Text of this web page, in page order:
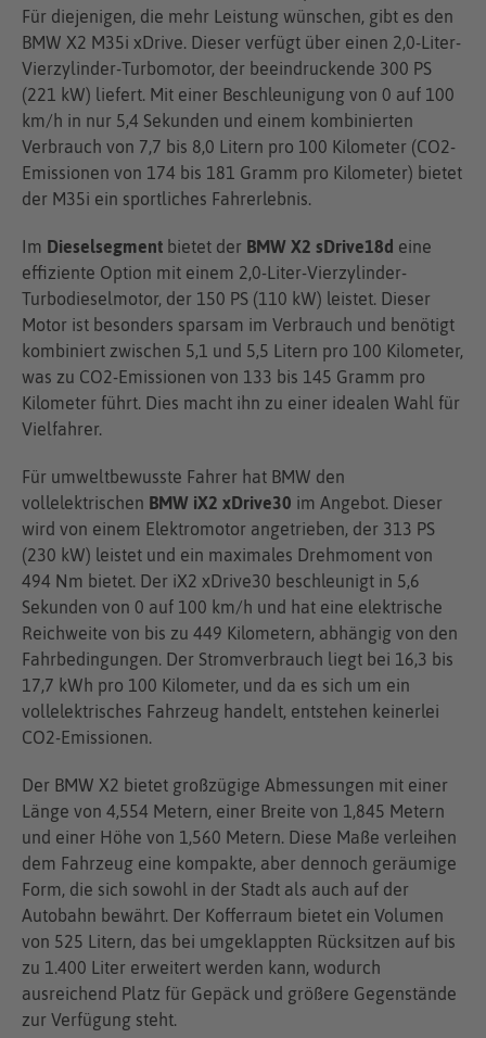
Für diejenigen, die mehr Leistung wünschen, gibt es den
BMW X2 M35i xDrive. Dieser verfügt über einen 2,0-Liter-
Vierzylinder-Turbomotor, der beeindruckende 300 PS
(221 kW) liefert. Mit einer Beschleunigung von 0 auf 100
km/h in nur 5,4 Sekunden und einem kombinierten
Verbrauch von 7,7 bis 8,0 Litern pro 100 Kilometer (CO2-
Emissionen von 174 bis 181 Gramm pro Kilometer) bietet
der M35i ein sportliches Fahrerlebnis.
Im Dieselsegment bietet der BMW X2 sDrive18d eine
effiziente Option mit einem 2,0-Liter-Vierzylinder-
Turbodieselmotor, der 150 PS (110 kW) leistet. Dieser
Motor ist besonders sparsam im Verbrauch und benötigt
kombiniert zwischen 5,1 und 5,5 Litern pro 100 Kilometer,
was zu CO2-Emissionen von 133 bis 145 Gramm pro
Kilometer führt. Dies macht ihn zu einer idealen Wahl für
Vielfahrer.
Für umweltbewusste Fahrer hat BMW den
vollelektrischen BMW iX2 xDrive30 im Angebot. Dieser
wird von einem Elektromotor angetrieben, der 313 PS
(230 kW) leistet und ein maximales Drehmoment von
494 Nm bietet. Der iX2 xDrive30 beschleunigt in 5,6
Sekunden von 0 auf 100 km/h und hat eine elektrische
Reichweite von bis zu 449 Kilometern, abhängig von den
Fahrbedingungen. Der Stromverbrauch liegt bei 16,3 bis
17,7 kWh pro 100 Kilometer, und da es sich um ein
vollelektrisches Fahrzeug handelt, entstehen keinerlei
CO2-Emissionen.
Der BMW X2 bietet großzügige Abmessungen mit einer
Länge von 4,554 Metern, einer Breite von 1,845 Metern
und einer Höhe von 1,560 Metern. Diese Maße verleihen
dem Fahrzeug eine kompakte, aber dennoch geräumige
Form, die sich sowohl in der Stadt als auch auf der
Autobahn bewährt. Der Kofferraum bietet ein Volumen
von 525 Litern, das bei umgeklappten Rücksitzen auf bis
zu 1.400 Liter erweitert werden kann, wodurch
ausreichend Platz für Gepäck und größere Gegenstände
zur Verfügung steht.